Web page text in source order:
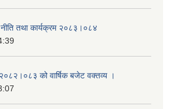
नीति तथा कार्यक्रम २०८३।०८४
को वार्षिक बजेट वक्तव्य ।